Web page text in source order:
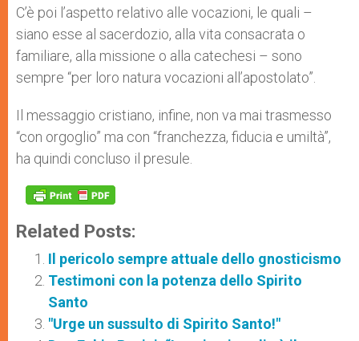
C’è poi l’aspetto relativo alle vocazioni, le quali –
siano esse al sacerdozio, alla vita consacrata o
familiare, alla missione o alla catechesi – sono
sempre “per loro natura vocazioni all’apostolato”.
Il messaggio cristiano, infine, non va mai trasmesso
“con orgoglio” ma con “franchezza, fiducia e umiltà”,
ha quindi concluso il presule.
Related Posts:
Il pericolo sempre attuale dello gnosticismo
Testimoni con la potenza dello Spirito
Santo
"Urge un sussulto di Spirito Santo!"